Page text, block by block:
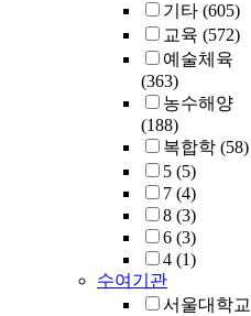
기타 (605)
교육 (572)
예술체육
(363)
농수해양
(188)
복합학 (58)
5 (5)
7 (4)
8 (3)
6 (3)
4 (1)
수여기관
서울대학교